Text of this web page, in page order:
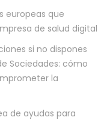
europeas que
de salud digital
si no dispones
Sociedades: cómo
la
de ayudas para